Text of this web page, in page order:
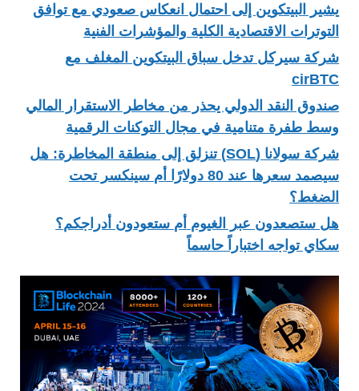
يشير البيتكوين إلى احتمال انعكاس صعودي مع توافق
التوترات الاقتصادية الكلية والمؤشرات الفنية
شركة سيركل تدخل سباق البيتكوين المغلف مع
cirBTC
صندوق النقد الدولي يحذر من مخاطر الاستقرار المالي
وسط طفرة متنامية في مجال التوكنات الرقمية
شركة سولانا (SOL) تنزلق إلى منطقة المخاطرة: هل
سيصمد سعرها عند 80 دولارًا أم سينكسر تحت
الضغط؟
هل ستصعدون عبر الغيوم أم ستعودون أدراجكم؟
سكاي تواجه اختباراً حاسماً